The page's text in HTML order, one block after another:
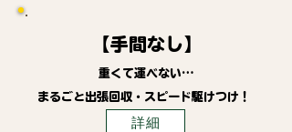
【手間なし】
重くて運べない…
まるごと出張回収・スピード駆けつけ！
詳細